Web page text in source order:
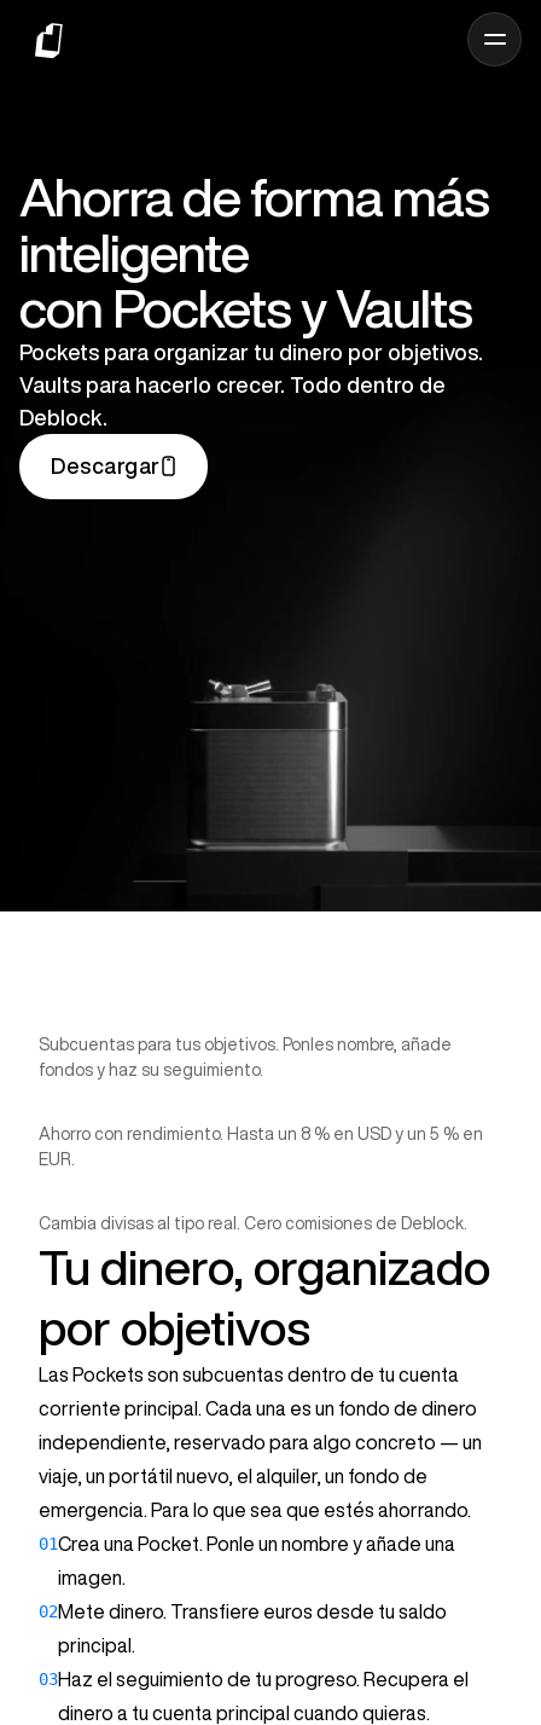
Ahorra de forma más
inteligente
con Pockets y Vaults
Pockets para organizar tu dinero por objetivos.
Vaults para hacerlo crecer. Todo dentro de
Deblock.
Descargar
Pockets
Tesla
Objetivo: 32.000 €
Subcuentas para tus objetivos. Ponles nombre, añade
fondos y haz su seguimiento.
Crypto Vault
Con 3.561 € al 3,48 % APY
235 €
Al cabo de un año
Ahorro con rendimiento. Hasta un 8 % en USD y un 5 % en
EUR.
Fx
100 € = 114 $
0 comisiones
Cambia divisas al tipo real. Cero comisiones de Deblock.
Tu dinero, organizado
por objetivos
Las Pockets son subcuentas dentro de tu cuenta
corriente principal. Cada una es un fondo de dinero
independiente, reservado para algo concreto — un
viaje, un portátil nuevo, el alquiler, un fondo de
emergencia. Para lo que sea que estés ahorrando.
01Crea una Pocket. Ponle un nombre y añade una
imagen.
02Mete dinero. Transfiere euros desde tu saldo
principal.
03Haz el seguimiento de tu progreso. Recupera el
dinero a tu cuenta principal cuando quieras.
Objetivo:2000 €